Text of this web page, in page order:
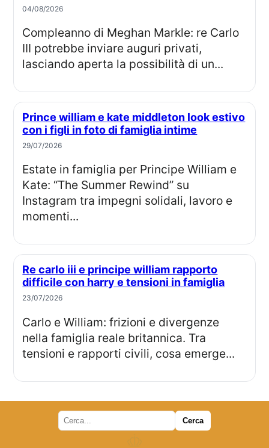
04/08/2026
Compleanno di Meghan Markle: re Carlo
III potrebbe inviare auguri privati,
lasciando aperta la possibilità di un...
Prince william e kate middleton look estivo
con i figli in foto di famiglia intime
29/07/2026
Estate in famiglia per Principe William e
Kate: “The Summer Rewind” su
Instagram tra impegni solidali, lavoro e
momenti...
Re carlo iii e principe william rapporto
difficile con harry e tensioni in famiglia
23/07/2026
Carlo e William: frizioni e divergenze
nella famiglia reale britannica. Tra
tensioni e rapporti civili, cosa emerge...